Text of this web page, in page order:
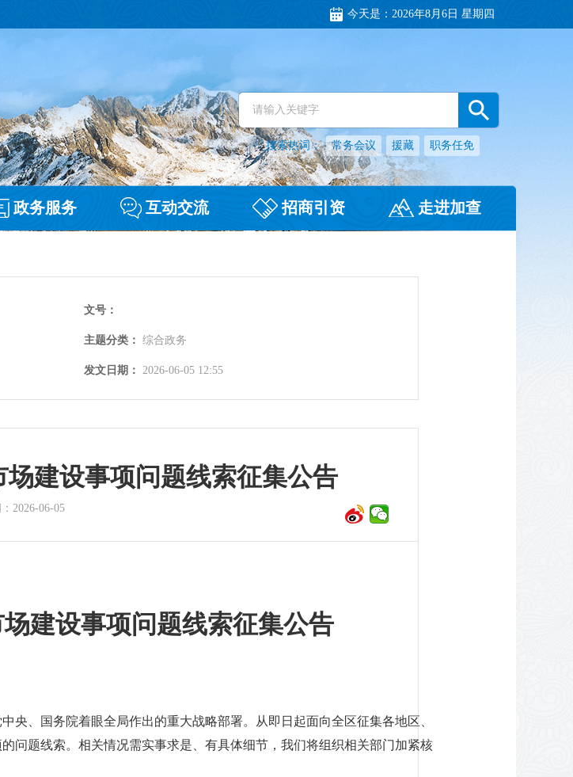
今天是： 2026年8月6日 星期四
搜索热词： 常务会议 援藏 职务任免
政务服务 互动交流 招商引资 走进加查
文号：
主题分类： 综合政务
发文日期： 2026-06-05 12:55
建设事项问题线索征集公告
2026-06-05
建设事项问题线索征集公告
央、国务院着眼全局作出的重大战略部署。从即日起面向全区征集各地区、
问题线索。相关情况需实事求是、有具体细节，我们将组织相关部门加紧核